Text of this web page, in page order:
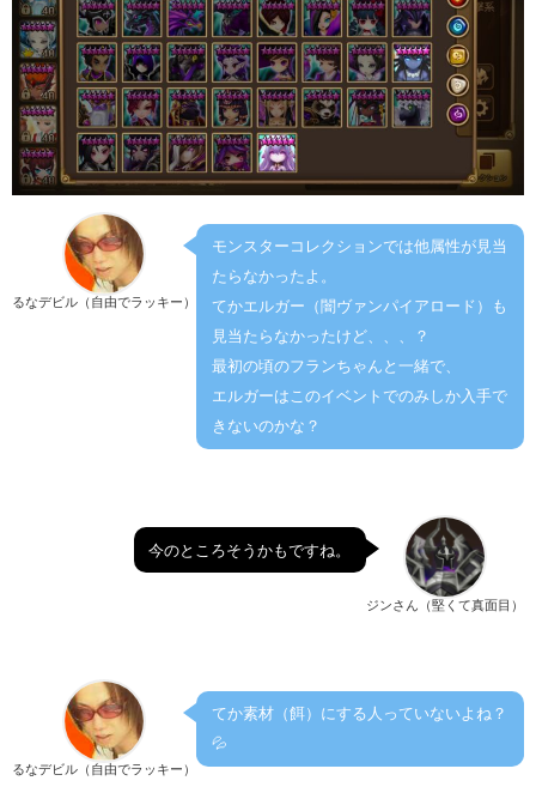
るなデビル（自由でラッキー）
モンスターコレクションでは他属性が見当
たらなかったよ。
てかエルガー（闇ヴァンパイアロード）も
見当たらなかったけど、、、？
最初の頃のフランちゃんと一緒で、
エルガーはこのイベントでのみしか入手で
きないのかな？
ジンさん（堅くて真面目）
今のところそうかもですね。
るなデビル（自由でラッキー）
てか素材（餌）にする人っていないよね？
💦